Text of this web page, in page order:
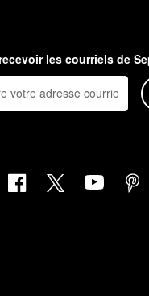
les courriels de